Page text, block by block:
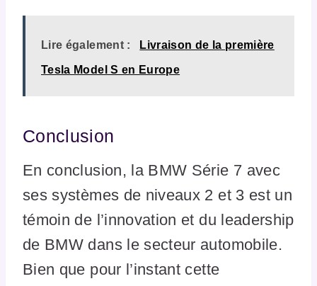
Lire également : Livraison de la première
Tesla Model S en Europe
Conclusion
En conclusion, la BMW Série 7 avec
ses systèmes de niveaux 2 et 3 est un
témoin de l’innovation et du leadership
de BMW dans le secteur automobile.
Bien que pour l’instant cette